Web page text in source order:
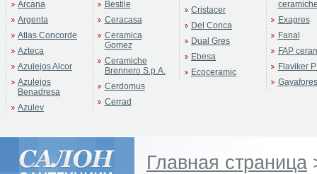
Arcana
Argenta
Atlas Concorde
Azteca
Azulejos Alcor
Azulejos
Benadresa
Azulev
Bestile
Ceracasa
Ceramica
Gomez
Ceramiche
Brennero S.p.A.
Cerdomus
Cerrad
Cristacer
Del Conca
Dual Gres
Ebesa
Ecoceramic
Exagres
Fanal
FAP
Flaviker
Gayafores
Главная страница